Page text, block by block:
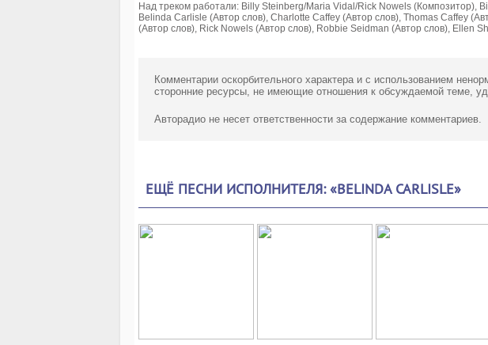
Над треком работали: Billy Steinberg/Maria Vidal/Rick Nowels (Композитор),
Belinda Carlisle (Автор слов), Charlotte Caffey (Автор слов), Thomas Caffey
(Автор слов), Rick Nowels (Автор слов), Robbie Seidman (Автор слов), Ellen
Комментарии оскорбительного характера и с использованием
сторонние ресурсы, не имеющие отношения к обсуждаемой теме,
Авторадио не несет ответственности за содержание комментариев.
ЕЩЁ ПЕСНИ ИСПОЛНИТЕЛЯ: «BELINDA CARLISLE»